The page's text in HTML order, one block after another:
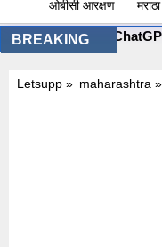
ओबीसी आरक्षण
BREAKING
मुंबईच्या पोरीनं ChatGPT
Letsupp » maharashtra »